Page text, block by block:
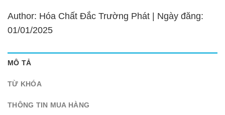
Author: Hóa Chất Đắc Trường Phát | Ngày đăng:
01/01/2025
MÔ TẢ
TỪ KHÓA
THÔNG TIN MUA HÀNG